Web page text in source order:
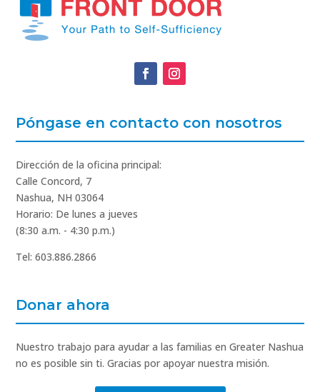
Póngase en contacto con nosotros
Dirección de la oficina principal:
Calle Concord, 7
Nashua, NH 03064
Horario: De lunes a jueves
(8:30 a.m. - 4:30 p.m.)
Tel: 603.886.2866
Donar ahora
Nuestro trabajo para ayudar a las familias en Greater Nashua
no es posible sin ti. Gracias por apoyar nuestra misión.